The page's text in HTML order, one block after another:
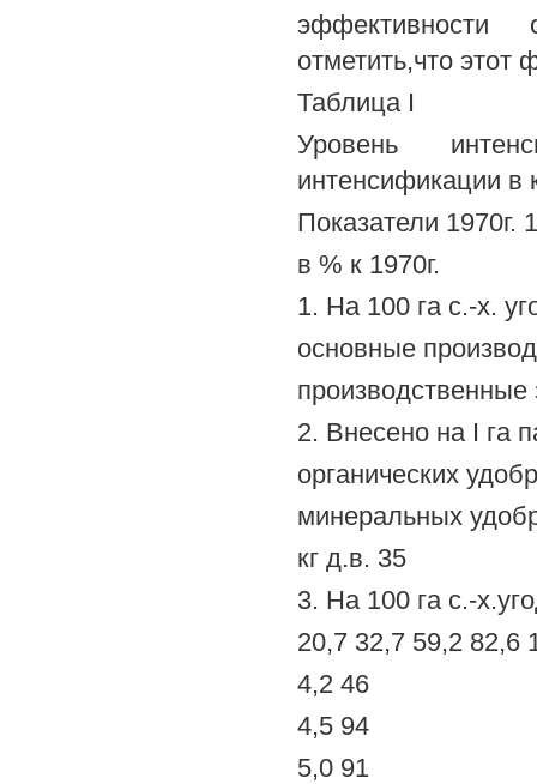
эффективности
отметить,что этот
Таблица I
Уровень
интенсификации в
Показатели 1970г.
в % к 1970г.
1. На 100 га с.-х.
основные
2. Внесено на I га
органических
минеральных
кг д.в. 35
3. На 100 га с.-
20,7 32,7 59,2 82,6
4,2 46
4,5 94
5,0 91